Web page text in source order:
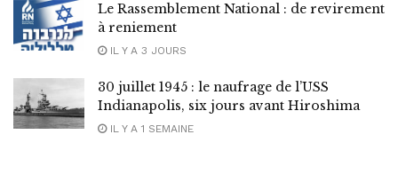
Le Rassemblement National : de revirement
à reniement
IL Y A 3 JOURS
30 juillet 1945 : le naufrage de l’USS
Indianapolis, six jours avant Hiroshima
IL Y A 1 SEMAINE